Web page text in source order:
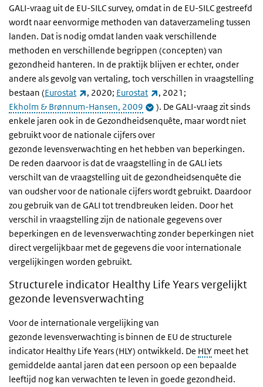
GALI-vraag uit de EU-SILC survey, omdat in de EU-SILC gestreefd
wordt naar eenvormige methoden van dataverzameling tussen
landen. Dat is nodig omdat landen vaak verschillende
methoden en verschillende begrippen (concepten) van
gezondheid hanteren. In de praktijk blijven er echter, onder
andere als gevolg van vertaling, toch verschillen in vraagstelling
bestaan (Eurostat (externe link)
, 2020; Eurostat (externe link)
, 2021;
Ekholm & Brønnum-Hansen, 2009
). De GALI-vraag zit sinds
enkele jaren ook in de Gezondheidsenquête, maar wordt niet
gebruikt voor de nationale cijfers over
gezonde levensverwachting en het hebben van beperkingen.
De reden daarvoor is dat de vraagstelling in de GALI iets
verschilt van de vraagstelling uit de gezondheidsenquête die
van oudsher voor de nationale cijfers wordt gebruikt. Daardoor
zou gebruik van de GALI tot trendbreuken leiden. Door het
verschil in vraagstelling zijn de nationale gegevens over
beperkingen en de levensverwachting zonder beperkingen niet
direct vergelijkbaar met de gegevens die voor internationale
vergelijkingen worden gebruikt.
Structurele indicator Healthy Life Years vergelijkt
gezonde levensverwachting
Voor de internationale vergelijking van
gezonde levensverwachting is binnen de EU de structurele
indicator Healthy Life Years (HLY) ontwikkeld. De HLY meet het
gemiddelde aantal jaren dat een persoon op een bepaalde
leeftijd nog kan verwachten te leven in goede gezondheid.